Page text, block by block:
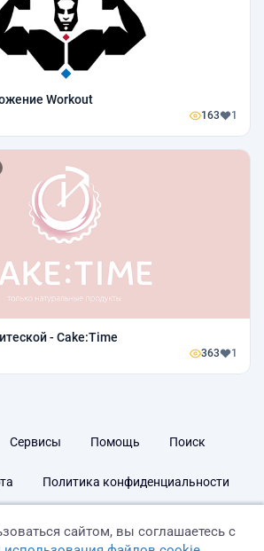
Workout
163 1
- Cake:Time
363 1
Сервисы Помощь Поиск
Политика конфиденциальности
сайтом, вы соглашаетесь с